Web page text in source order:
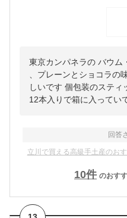
東京カンパネラの バウム
、プレーンとショコラの
しいです 個包装のステ
12本入りで箱に入ってい
回答
立川で買える高級手土産のお
10件 のおす